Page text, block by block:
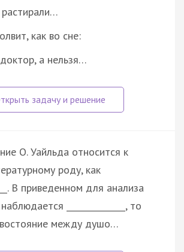
растирали…
как во сне:
а нельзя…
О. Уайльда относится к
роду, как
В приведенном для анализа
______________, то
между душо…